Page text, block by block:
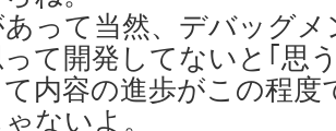
って当然、デバッグ
て開発してないと｢思
て内容の進歩がこの程
ないよ。